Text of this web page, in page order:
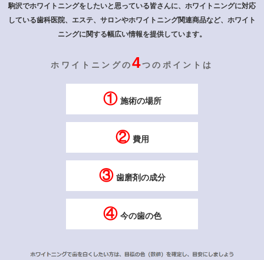
駒沢でホワイトニングをしたいと思っている皆さんに、ホワイトニングに対応
している歯科医院、エステ、サロンやホワイトニング関連商品など、ホワイト
ニングに関する幅広い情報を提供しています。
ホワイトニングの4つのポイントは
① 施術の場所
② 費用
③ 歯磨剤の成分
④ 今の歯の色